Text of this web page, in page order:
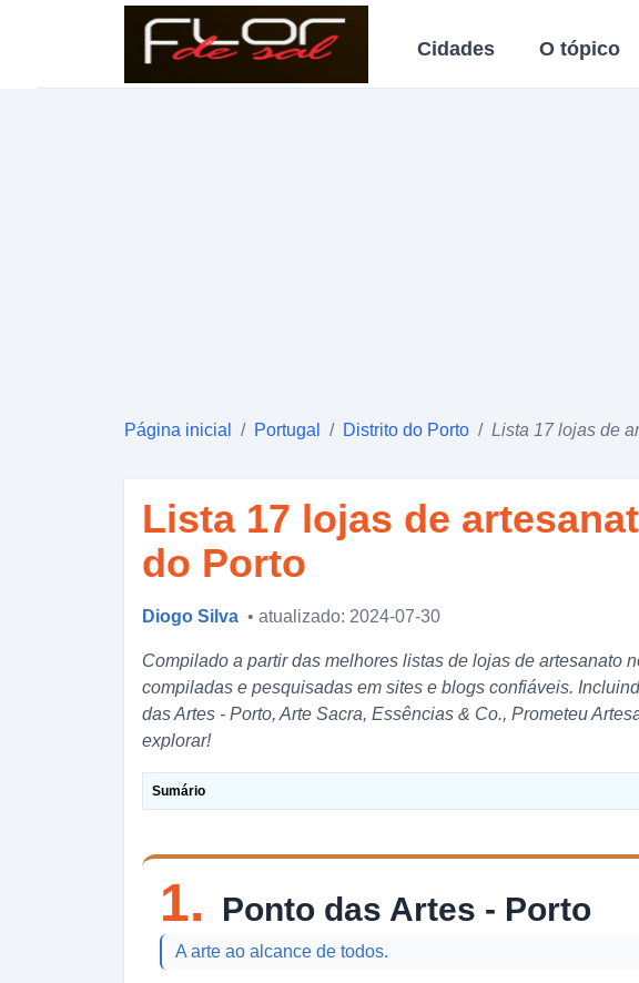
Cidades O tópico
Página inicial / Portugal / Distrito do Porto / Lista 17 lojas de
Lista 17 lojas de
do Porto
Diogo Silva • atualizado: 2024-07-30
Compilado a partir das melhores listas de lojas de artesanato
compiladas e pesquisadas em sites e blogs confiáveis.
das Artes - Porto, Arte Sacra, Essências & Co., Prometeu
explorar!
Sumário
1. Ponto das Artes - Porto
A arte ao alcance de todos.